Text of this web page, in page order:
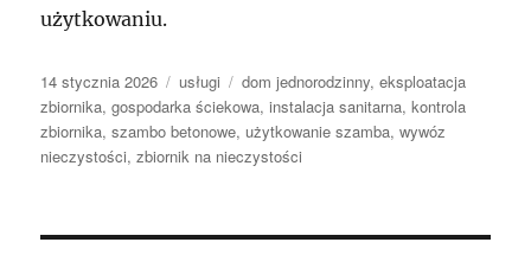
użytkowaniu.
Data
publikacji
14 stycznia 2026 Kategorie
usługi Tagi
dom jednorodzinny,eksploatacja
zbiornika,gospodarka ściekowa,instalacja sanitarna,kontrola
zbiornika,szambo betonowe, użytkowanie szamba,wywóz
nieczystości,zbiornik na nieczystości